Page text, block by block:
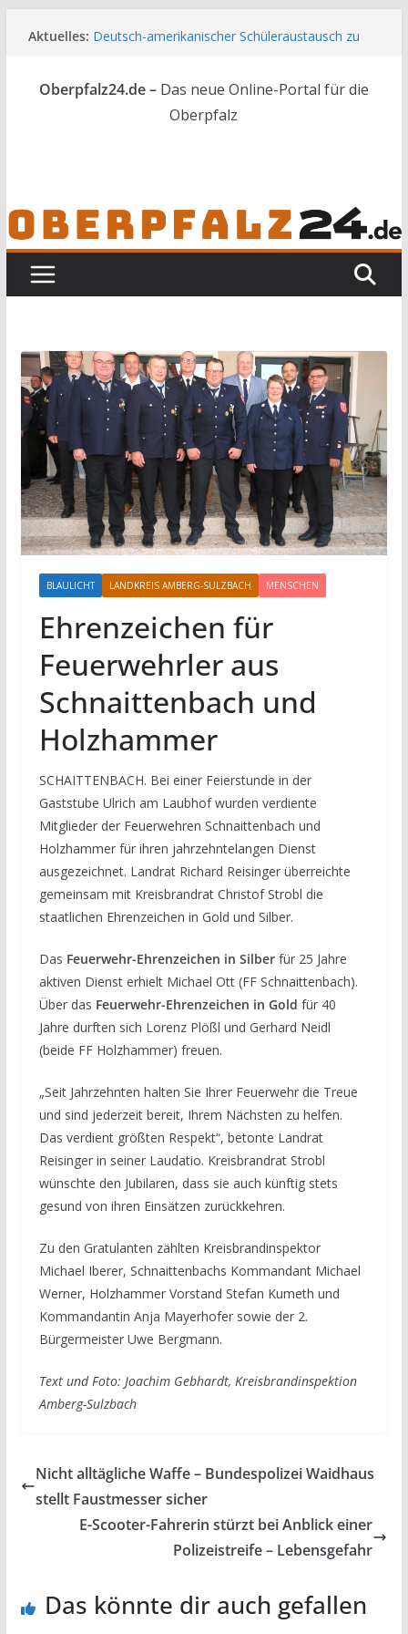
Inhalt
Aktuelles: Deutsch-amerikanischer Schüleraustausch zu
Unbekannte versuchen in Gebäude in Reuth
einzubrechen
Audi prallt gegen Brückengeländer in Weiden
Oberpfalz24.de – Das neue Online-Portal für die
Oberpfalz
BLAULICHT LANDKREIS AMBERG-SULZBACH MENSCHEN
Ehrenzeichen für
Feuerwehrler aus
Schnaittenbach und
Holzhammer
SCHAITTENBACH. Bei einer Feierstunde in der
Gaststube Ulrich am Laubhof wurden verdiente
Mitglieder der Feuerwehren Schnaittenbach und
Holzhammer für ihren jahrzehntelangen Dienst
ausgezeichnet. Landrat Richard Reisinger überreichte
gemeinsam mit Kreisbrandrat Christof Strobl die
staatlichen Ehrenzeichen in Gold und Silber.
Das Feuerwehr-Ehrenzeichen in Silberfür 25 Jahre
aktiven Dienst erhielt Michael Ott (FF Schnaittenbach).
Über das Feuerwehr-Ehrenzeichen in Gold für 40
Jahre durften sich Lorenz Plößl und Gerhard Neidl
(beide FF Holzhammer) freuen.
„Seit Jahrzehnten halten Sie Ihrer Feuerwehr die Treue
und sind jederzeit bereit, Ihrem Nächsten zu helfen.
Das verdient größten Respekt“, betonte Landrat
Reisinger in seiner Laudatio. Kreisbrandrat Strobl
wünschte den Jubilaren, dass sie auch künftig stets
gesund von ihren Einsätzen zurückkehren.
Zu den Gratulanten zählten Kreisbrandinspektor
Michael Iberer, Schnaittenbachs Kommandant Michael
Werner, Holzhammer Vorstand Stefan Kumeth und
Kommandantin Anja Mayerhofer sowie der 2.
Bürgermeister Uwe Bergmann.
Text und Foto: Joachim Gebhardt, Kreisbrandinspektion
Amberg-Sulzbach
Nicht alltägliche Waffe – Bundespolizei Waidhaus
stellt Faustmesser sicher
E-Scooter-Fahrerin stürzt bei Anblick einer
Polizeistreife – Lebensgefahr
Das könnte dir auch gefallen